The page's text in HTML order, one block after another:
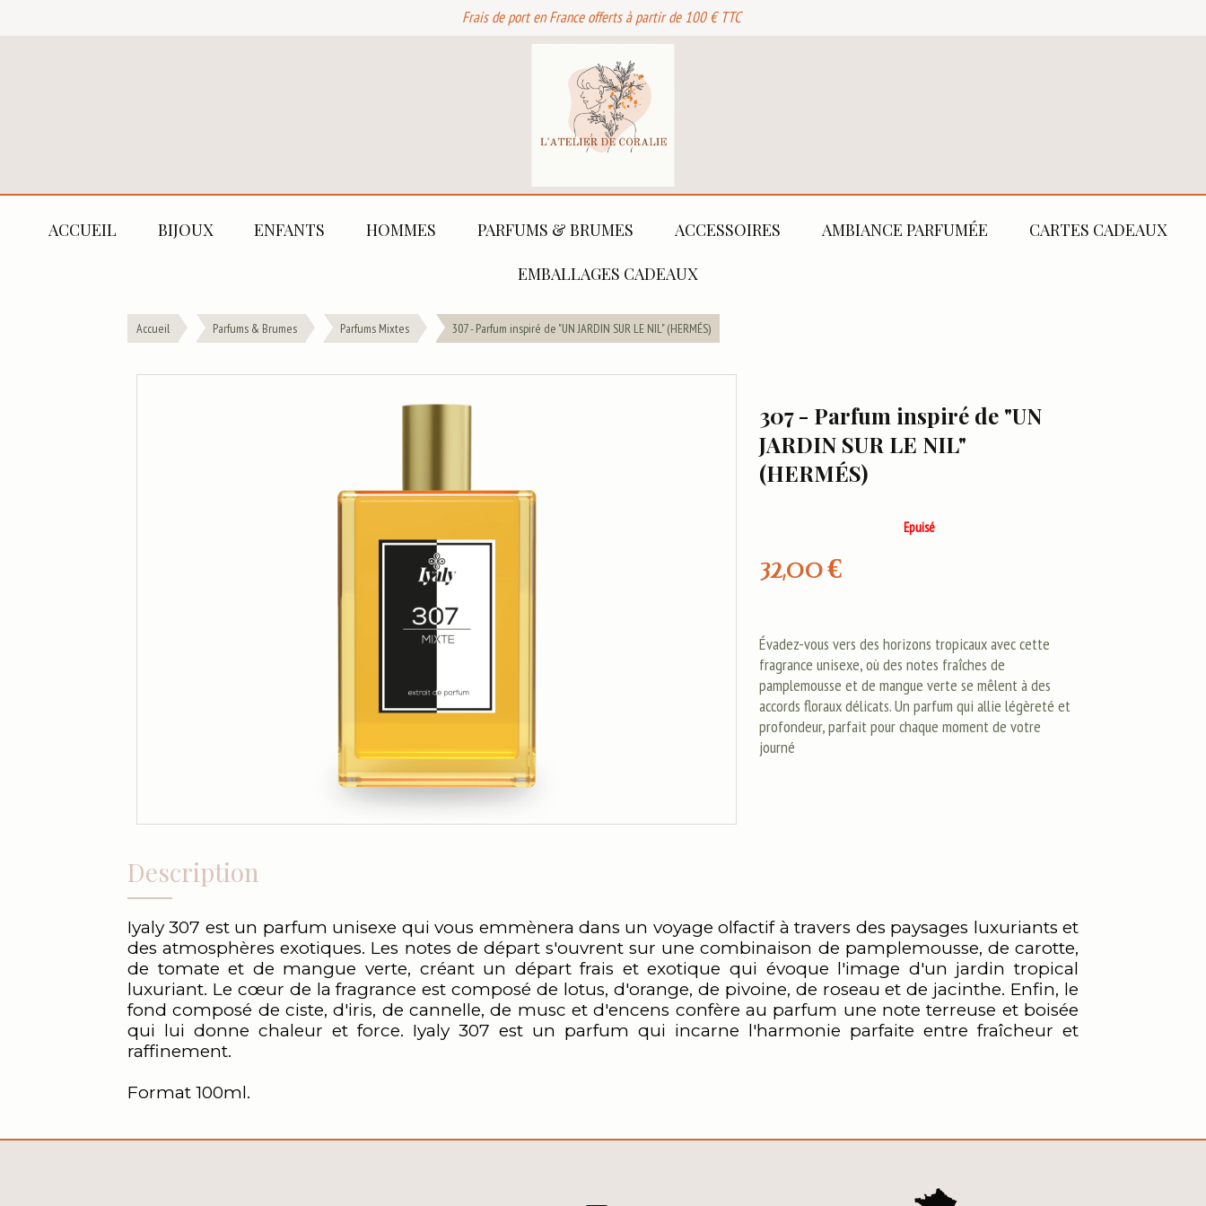
Frais de port en France offerts à partir de 100 € TTC
ACCUEIL BIJOUX ENFANTS HOMMES PARFUMS & BRUMES ACCESSOIRES AMBIANCE PARFUMÉE CARTES CADEAUX
EMBALLAGES CADEAUX
Accueil Parfums & Brumes Parfums Mixtes 307 - Parfum inspiré de "UN JARDIN SUR LE NIL" (HERMÉS)
307 - Parfum inspiré de "UN
JARDIN SUR LE NIL"
(HERMÉS)
32,00€
Epuisé
Évadez-vous vers des horizons tropicaux avec cette
fragrance unisexe, où des notes fraîches de
pamplemousse et de mangue verte se mêlent à des
accords floraux délicats. Un parfum qui allie légèreté et
profondeur, parfait pour chaque moment de votre
journé
Description
Iyaly 307 est un parfum unisexe qui vous emmènera dans un voyage olfactif à travers des paysages luxuriants et
des atmosphères exotiques. Les notes de départ s'ouvrent sur une combinaison de pamplemousse, de carotte,
de tomate et de mangue verte, créant un départ frais et exotique qui évoque l'image d'un jardin tropical
luxuriant. Le cœur de la fragrance est composé de lotus, d'orange, de pivoine, de roseau et de jacinthe. Enfin, le
fond composé de ciste, d'iris, de cannelle, de musc et d'encens confère au parfum une note terreuse et boisée
qui lui donne chaleur et force. Iyaly 307 est un parfum qui incarne l'harmonie parfaite entre fraîcheur et
raffinement.
Format 100ml.